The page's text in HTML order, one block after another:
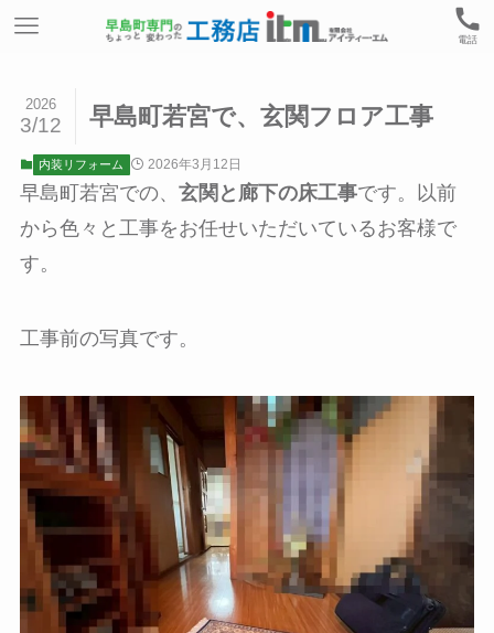
電話
早島町若宮で、玄関フロア工事
2026
3/12
内装リフォーム 2026年3月12日
早島町若宮での、 玄関と廊下の床工事です。以前
から色々と工事をお任せいただいているお客様で
す。
工事前の写真です。